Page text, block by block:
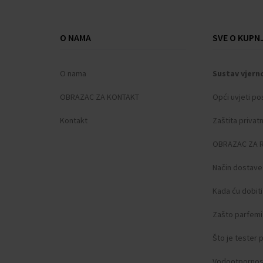
Zadnji dio kućišta: ušrafljeno, Dno od
Kruna: Ušrafljena
Stil: Sportski
O NAMA
O nama
OBRAZAC ZA KONTAKT
Kontakt
SVE O
Sustav
Opći uvjeti
Zaštita
OBRAZAC ZA
Način dostave
Kada ću
Zašto
Što je tester